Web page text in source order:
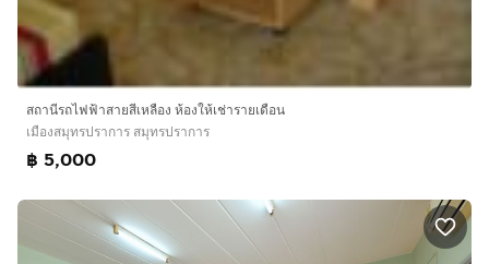
🔍 คำค้นหา
ห้องเช่าศรีนครินทร์ ราคาถูก, หอพักใกล้ Big C ศรีนครินทร์,
ห้องเช่าใกล้ Makro, ห้องเช่าใกล้รถไฟฟ้าสายสีเหลือง, ห้อง
เช่าศรีแบริ่ง ลาซาล
อพาร์ทเม้นท์ ใกล้ฉัน สำโรงเหนือ เมืองสมุทรปราการ
บางพลี บางแก้ว
สถานีรถไฟฟ้าสายสีเหลือง ห้องให้เช่ารายเดือน
เมืองสมุทรปราการ สมุทรปราการ
฿ 5,000